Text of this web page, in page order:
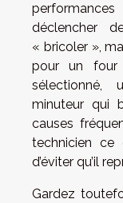
déclencher
« bricoler »,
pour un
sélectionné,
minuteur qui
causes
technicien ce
d’éviter qu’il
Gardez